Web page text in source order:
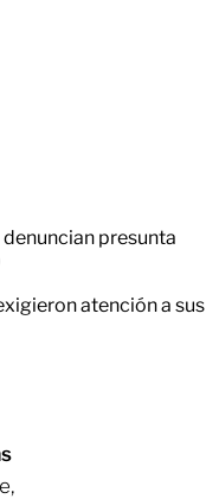
denuncian presunta
atención a sus